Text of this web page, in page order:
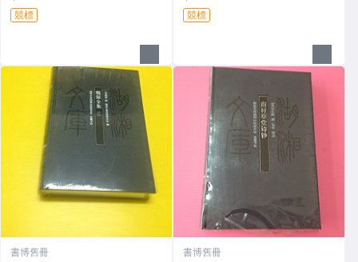
競標 競標
書博舊冊 書博舊冊